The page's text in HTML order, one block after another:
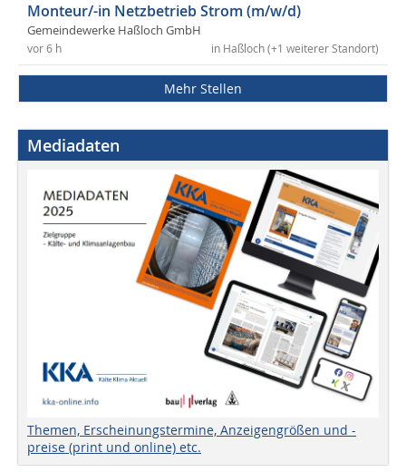
Monteur/-in Netzbetrieb Strom (m/w/d)
Gemeindewerke Haßloch GmbH
in Haßloch (+1 weiterer Standort)
vor 6 h
Mehr Stellen
Mediadaten
Themen, Erscheinungstermine, Anzeigengrößen und -
preise (print und online) etc.